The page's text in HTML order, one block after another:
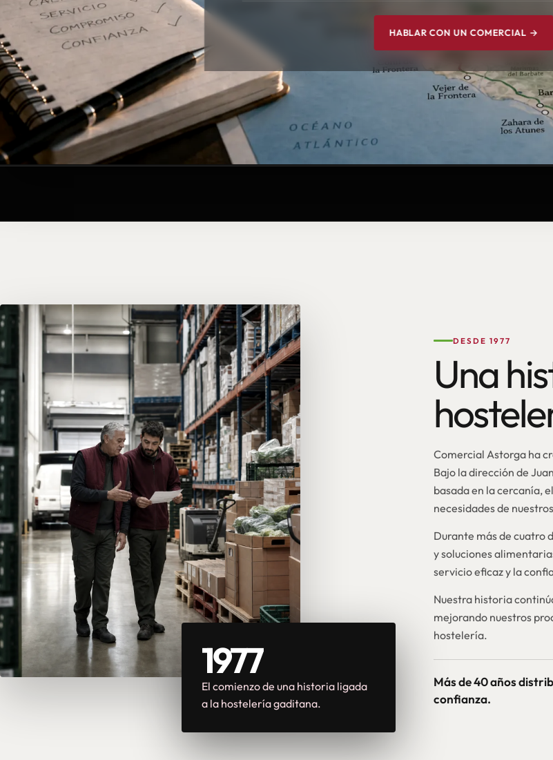
HABLAR CON UN COMERCIAL →
1977
El comienzo de una historia ligada
a la hostelería gaditana.
DESDE 1977
Una
Comercial Astorga ha
Bajo la dirección de
basada en la cercanía,
necesidades de
Durante más de cuatro
y soluciones
servicio eficaz y la
Nuestra historia
mejorando nuestros
hostelería.
Más de 40 años
confianza.